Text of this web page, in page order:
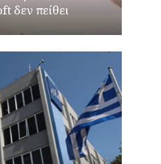
δεν πείθει